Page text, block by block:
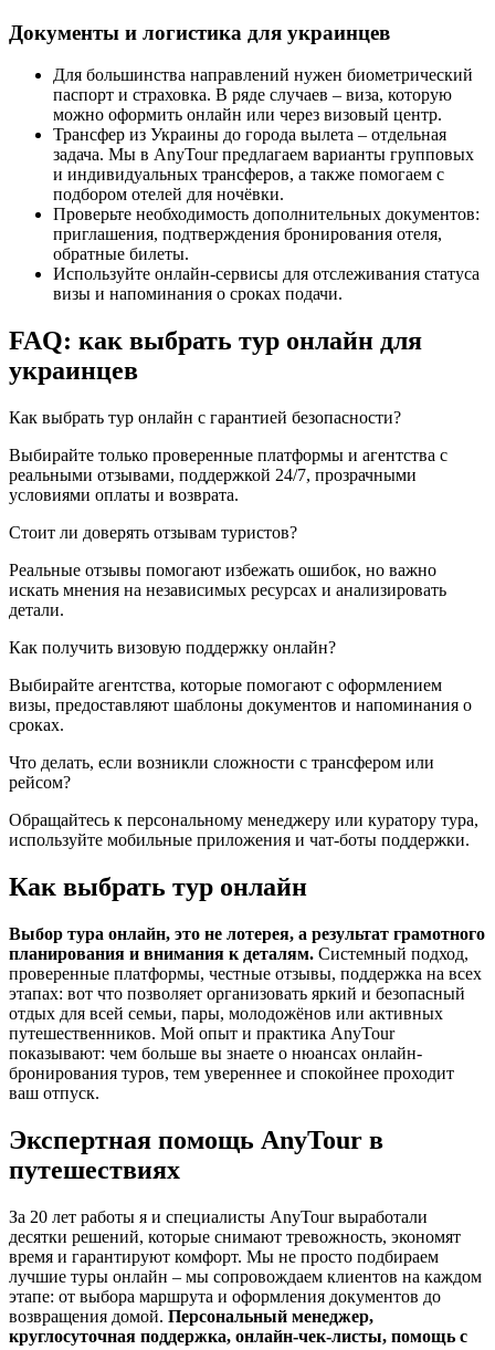
Документы и логистика для украинцев
Для большинства направлений нужен биометрический
паспорт и страховка. В ряде случаев – виза, которую
можно оформить онлайн или через визовый центр.
Трансфер из Украины до города вылета – отдельная
задача. Мы в AnyTour предлагаем варианты групповых
и индивидуальных трансферов, а также помогаем с
подбором отелей для ночёвки.
Проверьте необходимость дополнительных документов:
приглашения, подтверждения бронирования отеля,
обратные билеты.
Используйте онлайн-сервисы для отслеживания статуса
визы и напоминания о сроках подачи.
FAQ: как выбрать тур онлайн для
украинцев
Как выбрать тур онлайн с гарантией безопасности?
Выбирайте только проверенные платформы и агентства с
реальными отзывами, поддержкой 24/7, прозрачными
условиями оплаты и возврата.
Стоит ли доверять отзывам туристов?
Реальные отзывы помогают избежать ошибок, но важно
искать мнения на независимых ресурсах и анализировать
детали.
Как получить визовую поддержку онлайн?
Выбирайте агентства, которые помогают с оформлением
визы, предоставляют шаблоны документов и напоминания о
сроках.
Что делать, если возникли сложности с трансфером или
рейсом?
Обращайтесь к персональному менеджеру или куратору тура,
используйте мобильные приложения и чат-боты поддержки.
Как выбрать тур онлайн
Выбор тура онлайн, это не лотерея, а результат грамотного
планирования и внимания к деталям. Системный подход,
проверенные платформы, честные отзывы, поддержка на всех
этапах: вот что позволяет организовать яркий и безопасный
отдых для всей семьи, пары, молодожёнов или активных
путешественников. Мой опыт и практика AnyTour
показывают: чем больше вы знаете о нюансах онлайн-
бронирования туров, тем увереннее и спокойнее проходит
ваш отпуск.
Экспертная помощь AnyTour в
путешествиях
За 20 лет работы я и специалисты AnyTour выработали
десятки решений, которые снимают тревожность, экономят
время и гарантируют комфорт. Мы не просто подбираем
лучшие туры онлайн – мы сопровождаем клиентов на каждом
этапе: от выбора маршрута и оформления документов до
возвращения домой. Персональный менеджер,
круглосуточная поддержка, онлайн-чек-листы, помощь с